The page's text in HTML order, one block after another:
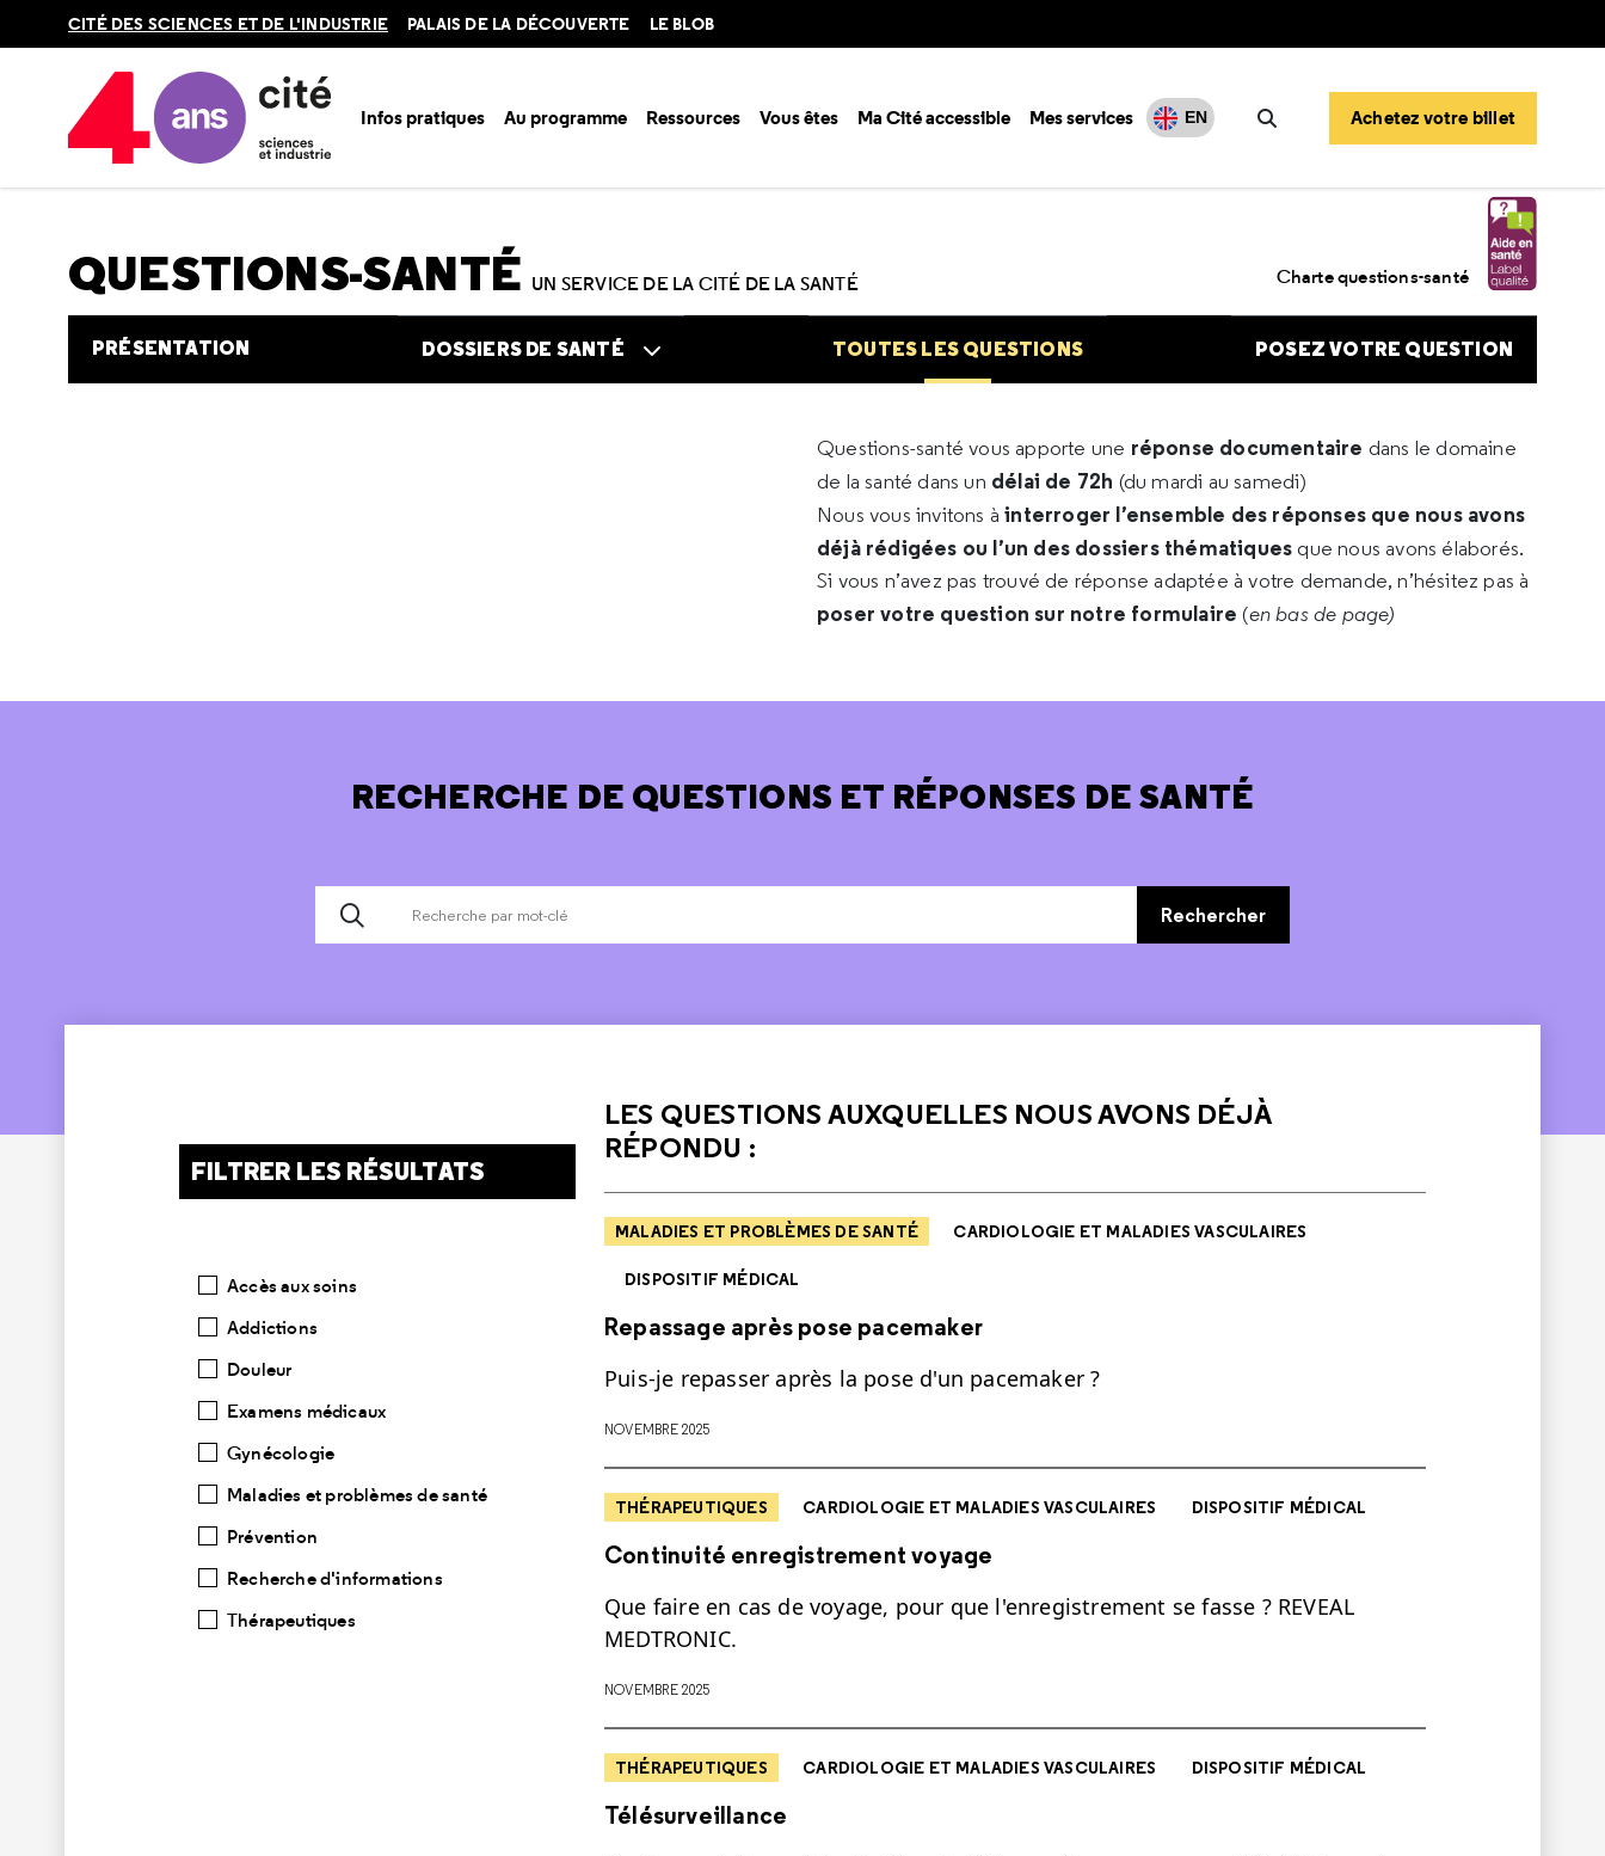
en
CITÉ DES SCIENCES ET DE L'INDUSTRIE PALAIS DE LA DÉCOUVERTE LE BLOB
Infos pratiques Au programme Ressources Vous êtes Ma Cité accessible Mes services EN
Rechercher
Achetez votre billet
Accueil Au programme
QUESTIONS-SANTÉ UN SERVICE DE LA CITÉ DE LA SANTÉ Charte questions-santé
PRÉSENTATION DOSSIERS DE SANTÉ TOUTES LES QUESTIONS POSEZ VOTRE QUESTION
Questions-santé vous apporte une réponse documentaire dans le domaine
de la santé dans un délai de 72h (du mardi au samedi)
Nous vous invitons àinterroger l’ensemble des réponses que nous avons
déjà rédigées ou l’un des dossiers thématiques que nous avons élaborés.
Si vous n’avez pas trouvé de réponse adaptée à votre demande, n’hésitez pas à
poser votre question sur notre formulaire (en bas de page)
RECHERCHE DE QUESTIONS ET RÉPONSES DE SANTÉ
Rechercher
FILTRER LES RÉSULTATS
Accès aux soins
Addictions
Douleur
Examens médicaux
Gynécologie
Maladies et problèmes de santé
Prévention
Recherche d'informations
Thérapeutiques
LES QUESTIONS AUXQUELLES NOUS AVONS DÉJÀ
RÉPONDU :
MALADIES ET PROBLÈMES DE SANTÉ CARDIOLOGIE ET MALADIES VASCULAIRES
DISPOSITIF MÉDICAL
Repassage après pose pacemaker
Puis-je repasser après la pose d'un pacemaker ?
NOVEMBRE 2025
THÉRAPEUTIQUES CARDIOLOGIE ET MALADIES VASCULAIRES DISPOSITIF MÉDICAL
Continuité enregistrement voyage
Que faire en cas de voyage, pour que l'enregistrement se fasse ? REVEAL
MEDTRONIC.
NOVEMBRE 2025
THÉRAPEUTIQUES CARDIOLOGIE ET MALADIES VASCULAIRES DISPOSITIF MÉDICAL
Télésurveillance